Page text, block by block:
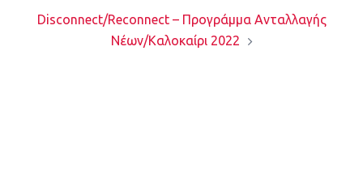
Disconnect/Reconnect – Προγράμμα Ανταλλαγής
Νέων/Καλοκαίρι 2022